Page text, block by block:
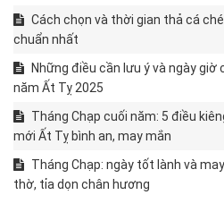
Cách chọn và thời gian thả cá
chuẩn nhất
Những điều cần lưu ý và ngày giờ
năm Ất Tỵ 2025
Tháng Chạp cuối năm: 5 điều
mới Ất Tỵ bình an, may mắn
Tháng Chạp: ngày tốt lành và
thờ, tỉa dọn chân hương